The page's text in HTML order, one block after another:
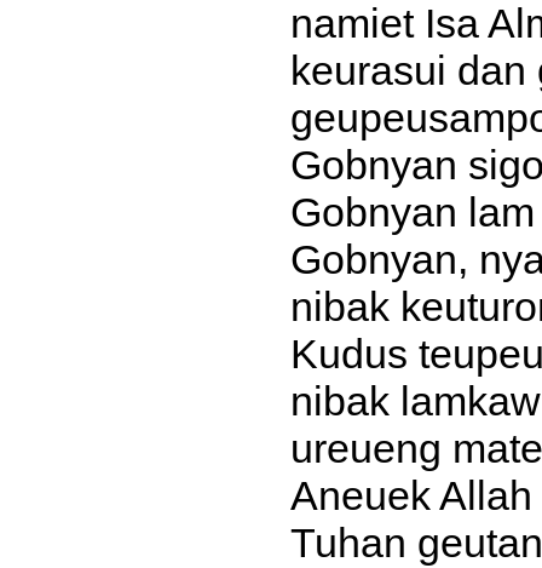
namiet Isa
keurasui dan
Gobnyan
Gobnyan
Gobnyan,
nibak
Kudus
nibak
ureueng
Aneuek
Tuhan